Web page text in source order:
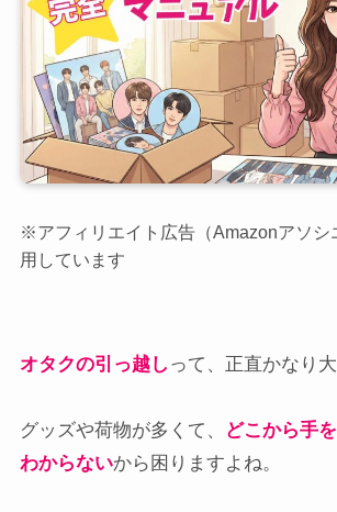
※アフィリエイト広告（Amazonアソシ
用しています
オタクの引っ越し って、正直かなり大
グッズや荷物が多くて、
どこから手
わからないから困りますよね。